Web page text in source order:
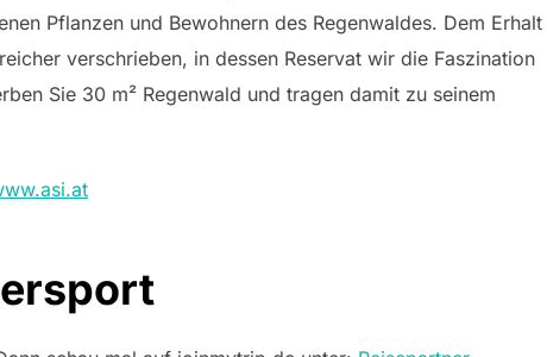
Pflanzen und Bewohnern des Regenwaldes. Dem Erhalt
verschrieben, in dessen Reservat wir die Faszination
Sie 30 m² Regenwald und tragen damit zu seinem